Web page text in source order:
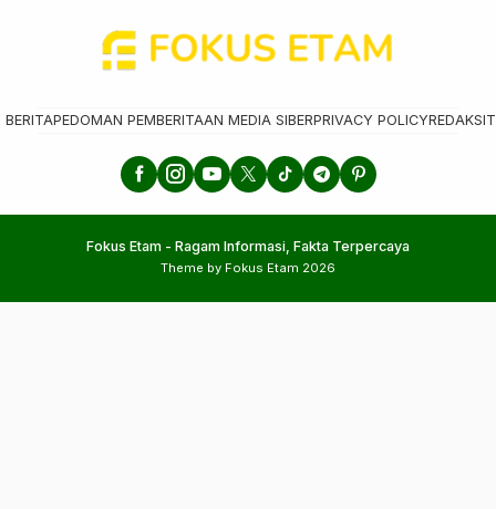
BERITAPEDOMAN PEMBERITAAN MEDIA SIBERPRIVACY POLICYREDAKSI
Fokus Etam - Ragam Informasi, Fakta Terpercaya
Theme by Fokus Etam 2026